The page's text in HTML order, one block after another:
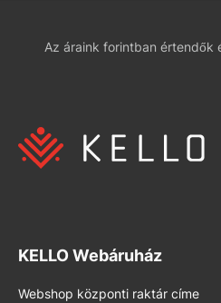
Az áraink forintban értendők
KELLO Webáruház
Webshop központi raktár címe